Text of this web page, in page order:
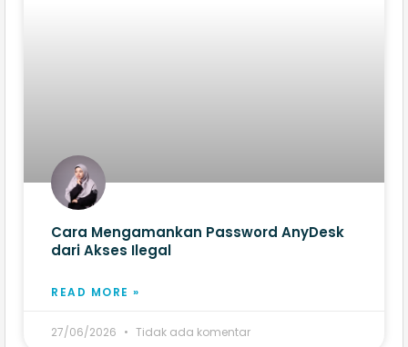
Cara Mengamankan Password AnyDesk
dari Akses Ilegal
READ MORE »
27/06/2026 Tidak ada komentar